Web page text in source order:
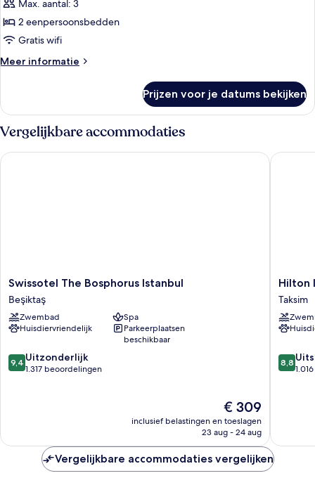
eenpersoonsbedden
laden
Max. aantal: 3
2 eenpersoonsbedden
Gratis wifi
Meer informatie
Meer
kamer,
eenpersoonsbedden
Prijzen voor je datums bekijken
Vergelijkbare accommodaties
Swissotel
The
Bosphorus
Istanbul
Beşiktaş
Swissotel The Bosphorus Istanbul
Beşiktaş
Zwembad
Spa
Huisdiervriendelijk
Parkeerplaatsen
beschikbaar
9.4
van
9,4 Uitzonderlijk
1.317 beoordelingen
De
prijs
is
€ 309
inclusief belastingen en toeslagen
23 aug - 24 aug
Swissotel The Bosphorus Istanbul
Hilton
Istanbul
Taksim
Hilton
Taksim
8.8
van
8,8
Hilton
Vergelijkbare accommodaties vergelijken